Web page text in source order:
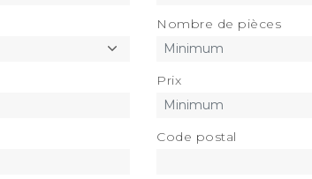
Nombre de pièces
Prix
Code postal